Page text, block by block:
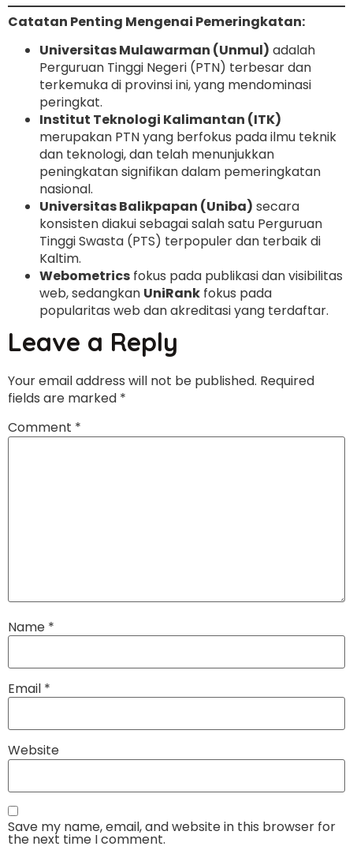
Catatan Penting Mengenai Pemeringkatan:
Universitas Mulawarman (Unmul) adalah
Perguruan Tinggi Negeri (PTN) terbesar dan
terkemuka di provinsi ini, yang mendominasi
peringkat.
Institut Teknologi Kalimantan (ITK)
merupakan PTN yang berfokus pada ilmu teknik
dan teknologi, dan telah menunjukkan
peningkatan signifikan dalam pemeringkatan
nasional.
Universitas Balikpapan (Uniba) secara
konsisten diakui sebagai salah satu Perguruan
Tinggi Swasta (PTS) terpopuler dan terbaik di
Kaltim.
Webometrics fokus pada publikasi dan visibilitas
web, sedangkan UniRank fokus pada
popularitas web dan akreditasi yang terdaftar.
Leave a Reply
Your email address will not be published. Required
fields are marked *
Comment *
Name *
Email *
Website
Save my name, email, and website in this browser for
the next time I comment.